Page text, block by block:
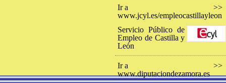
Ir a
www.jcyl.es/empleocastillayleon
>>
Servicio Público de
Empleo de Castilla y
León
Ir a
www.diputaciondezamora.es
>>